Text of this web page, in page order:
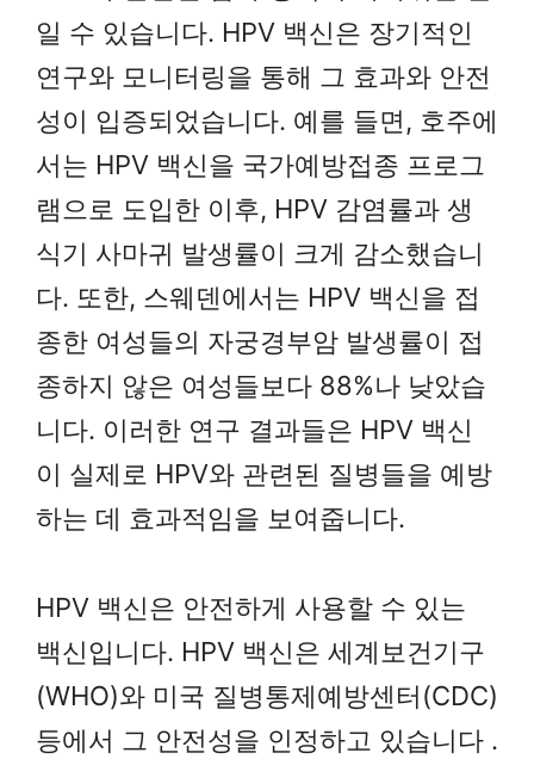
일 수 있습니다. HPV 백신은 장기적인
연구와 모니터링을 통해 그 효과와 안전
성이 입증되었습니다. 예를 들면, 호주에
서는 HPV 백신을 국가예방접종 프로그
램으로 도입한 이후, HPV 감염률과 생
식기 사마귀 발생률이 크게 감소했습니
다. 또한, 스웨덴에서는 HPV 백신을 접
종한 여성들의 자궁경부암 발생률이 접
종하지 않은 여성들보다 88%나 낮았습
니다. 이러한 연구 결과들은 HPV 백신
이 실제로 HPV와 관련된 질병들을 예방
하는 데 효과적임을 보여줍니다.
HPV 백신은 안전하게 사용할 수 있는
백신입니다. HPV 백신은 세계보건기구
(WHO)와 미국 질병통제예방센터(CDC)
등에서 그 안전성을 인정하고 있습니다 .